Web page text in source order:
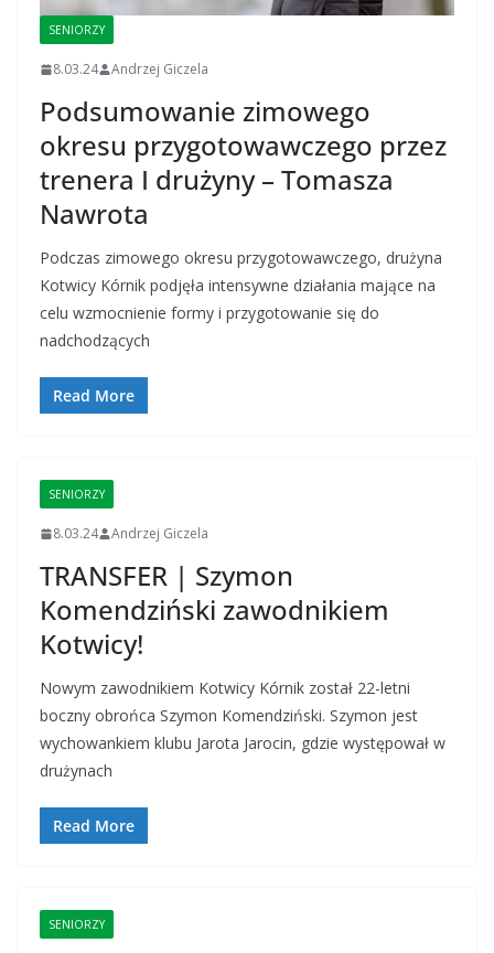
SENIORZY
8.03.24 Andrzej Giczela
Podsumowanie zimowego
okresu przygotowawczego przez
trenera I drużyny – Tomasza
Nawrota
Podczas zimowego okresu przygotowawczego, drużyna
Kotwicy Kórnik podjęła intensywne działania mające na
celu wzmocnienie formy i przygotowanie się do
nadchodzących
Read More
SENIORZY
8.03.24 Andrzej Giczela
TRANSFER | Szymon
Komendziński zawodnikiem
Kotwicy!
Nowym zawodnikiem Kotwicy Kórnik został 22-letni
boczny obrońca Szymon Komendziński. Szymon jest
wychowankiem klubu Jarota Jarocin, gdzie występował w
drużynach
Read More
SENIORZY